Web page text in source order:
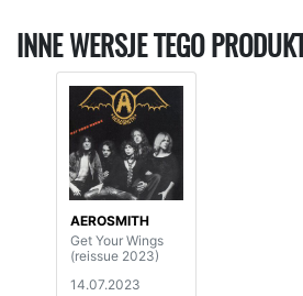
INNE WERSJE TEGO
AEROSMITH
Get Your Wings
(reissue 2023)
14.07.2023